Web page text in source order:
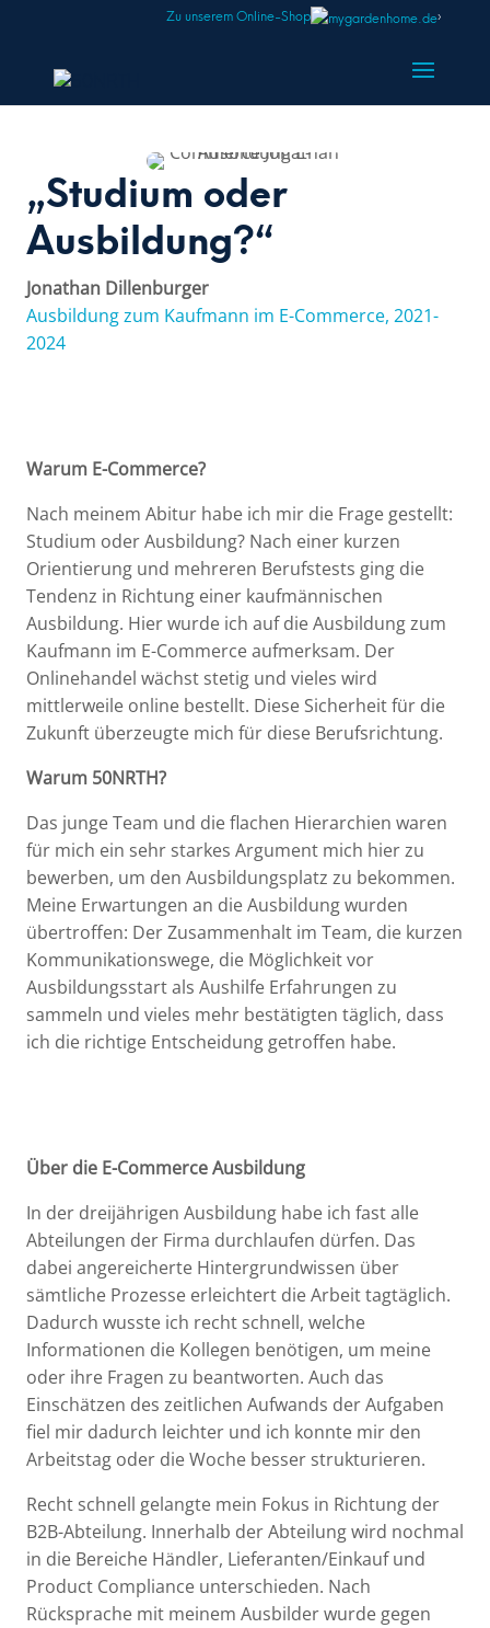
Zu unserem Online-Shop ›
„Studium oder
Ausbildung?“
Jonathan Dillenburger
Ausbildung zum Kaufmann im E-Commerce, 2021-
2024
Warum E-Commerce?
Nach meinem Abitur habe ich mir die Frage gestellt:
Studium oder Ausbildung? Nach einer kurzen
Orientierung und mehreren Berufstests ging die
Tendenz in Richtung einer kaufmännischen
Ausbildung. Hier wurde ich auf die Ausbildung zum
Kaufmann im E-Commerce aufmerksam. Der
Onlinehandel wächst stetig und vieles wird
mittlerweile online bestellt. Diese Sicherheit für die
Zukunft überzeugte mich für diese Berufsrichtung.
Warum 50NRTH?
Das junge Team und die flachen Hierarchien waren
für mich ein sehr starkes Argument mich hier zu
bewerben, um den Ausbildungsplatz zu bekommen.
Meine Erwartungen an die Ausbildung wurden
übertroffen: Der Zusammenhalt im Team, die kurzen
Kommunikationswege, die Möglichkeit vor
Ausbildungsstart als Aushilfe Erfahrungen zu
sammeln und vieles mehr bestätigten täglich, dass
ich die richtige Entscheidung getroffen habe.
Über die E-Commerce Ausbildung
In der dreijährigen Ausbildung habe ich fast alle
Abteilungen der Firma durchlaufen dürfen. Das
dabei angereicherte Hintergrundwissen über
sämtliche Prozesse erleichtert die Arbeit tagtäglich.
Dadurch wusste ich recht schnell, welche
Informationen die Kollegen benötigen, um meine
oder ihre Fragen zu beantworten. Auch das
Einschätzen des zeitlichen Aufwands der Aufgaben
fiel mir dadurch leichter und ich konnte mir den
Arbeitstag oder die Woche besser strukturieren.
Recht schnell gelangte mein Fokus in Richtung der
B2B-Abteilung. Innerhalb der Abteilung wird nochmal
in die Bereiche Händler, Lieferanten/Einkauf und
Product Compliance unterschieden. Nach
Rücksprache mit meinem Ausbilder wurde gegen